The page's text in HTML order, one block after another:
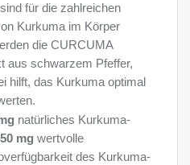
für die zahlreichen
Kurkuma im Körper
die CURCUMA
aus schwarzem Pfeffer,
hilft, das Kurkuma optimal
natürliches Kurkuma-
mg wertvolle
des Kurkuma-